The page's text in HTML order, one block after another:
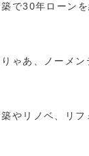
築で30年ローン
りゃあ、ノーメン
築やリノベ、リ